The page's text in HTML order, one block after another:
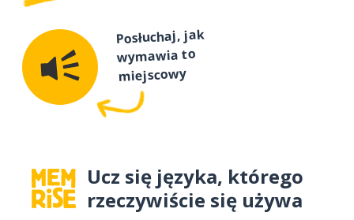
Posłuchaj, jak
wymawia to
miejscowy
Ucz się języka, którego
rzeczywiście się używa